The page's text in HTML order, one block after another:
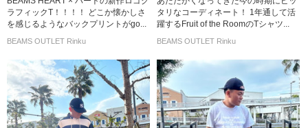
ラフィックT！！！！ どこか懐かしさ
を感じるようなバックプリントがgo...
BEAMS OUTLET Rinku
タリなコーディネート！ 1年通して活
躍するFruit of the RoomのTシャツ...
BEAMS OUTLET Rinku